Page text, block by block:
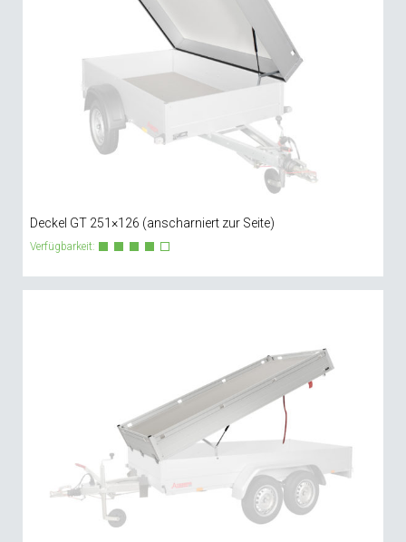
Deckel GT 251×126 (anscharniert zur Seite)
Verfügbarkeit: